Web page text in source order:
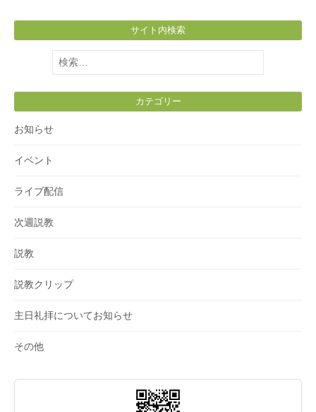
サイト内検索
検
索:
カテゴリー
お知らせ
イベント
ライブ配信
次週説教
説教
説教クリップ
主日礼拝についてお知らせ
その他